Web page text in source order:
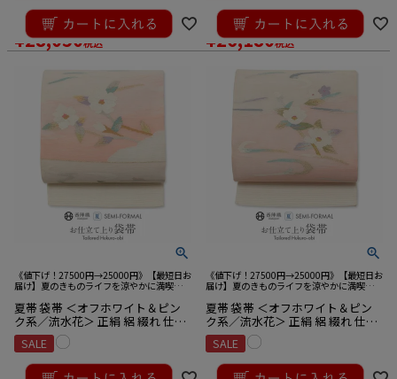
33,000のところ
¥28,050税込
27,500のところ
¥26,180税込
《値下げ！27500円→25000円》【最短日お
届け】夏のきものライフを涼やかに満喫☆
夏帯 袋帯 ＜オフホワイト＆ピン
ク系／流水花＞ 正絹 絽 綴れ 仕立
て上がり
SALE
27,500のところ
《値下げ！27500円→25000円》【最短日お
届け】夏のきものライフを涼やかに満喫☆
夏帯 袋帯 ＜オフホワイト＆ピン
ク系／流水花＞ 正絹 絽 綴れ 仕立
て上がり
SALE
27,500のところ